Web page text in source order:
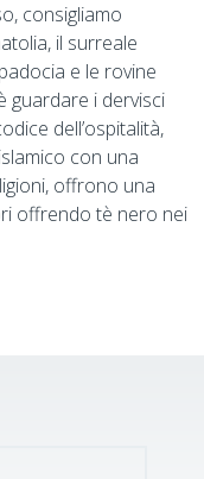
consigliamo
il surreale
e le rovine
guardare i dervisci
dell’ospitalità,
con una
offrono una
offrendo tè nero nei